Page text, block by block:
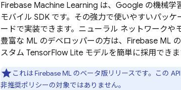
Firebase Machine Learning は、Google の機械学
モバイル SDK です。その強力で使いやすいパッ
ードで実装できます。ニューラル ネットワーク
豊富な ML のデベロッパーの方は、 Firebase ML
スタム TensorFlow Lite モデルを簡単に採用できま
これはFirebase ML のベータ版リリースです。この
非推奨ポリシーの対象ではありません。